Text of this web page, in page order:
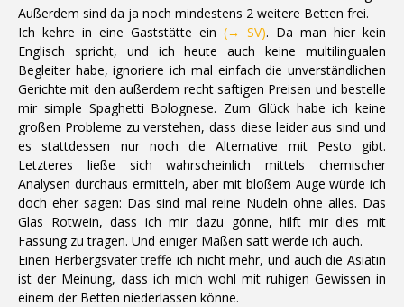
Außerdem sind da ja noch mindestens 2 weitere Betten frei.
Ich kehre in eine Gaststätte ein (→ SV). Da man hier kein
Englisch spricht, und ich heute auch keine multilingualen
Begleiter habe, ignoriere ich mal einfach die unverständlichen
Gerichte mit den außerdem recht saftigen Preisen und bestelle
mir simple Spaghetti Bolognese. Zum Glück habe ich keine
großen Probleme zu verstehen, dass diese leider aus sind und
es stattdessen nur noch die Alternative mit Pesto gibt.
Letzteres ließe sich wahrscheinlich mittels chemischer
Analysen durchaus ermitteln, aber mit bloßem Auge würde ich
doch eher sagen: Das sind mal reine Nudeln ohne alles. Das
Glas Rotwein, dass ich mir dazu gönne, hilft mir dies mit
Fassung zu tragen. Und einiger Maßen satt werde ich auch.
Einen Herbergsvater treffe ich nicht mehr, und auch die Asiatin
ist der Meinung, dass ich mich wohl mit ruhigen Gewissen in
einem der Betten niederlassen könne.